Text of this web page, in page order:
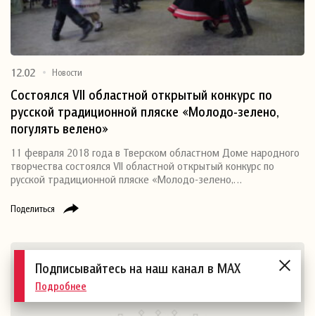
Поделиться
12.02 Новости
Состоялся VII областной открытый конкурс по
русской традиционной пляске «Молодо-зелено,
погулять велено»
11 февраля 2018 года в Тверском областном Доме народного
творчества состоялся VII областной открытый конкурс по
русской традиционной пляске «Молодо-зелено,…
Подписывайтесь на наш канал в MAX
Подробнее